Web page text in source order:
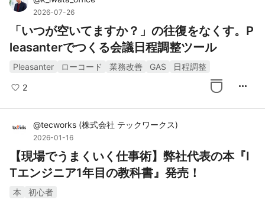
2026-07-26
「いつが空いてますか？」の往復をなくす。P
leasanterでつくる会議日程調整ツール
Pleasanter ローコード 業務改善 GAS 日程調整
2 more_horiz
@tecworks (株式会社 テックワークス)
2026-01-16
【現場でうまくいく仕事術】弊社代表の本『I
Tエンジニア1年目の教科書』発売！
本 初心者